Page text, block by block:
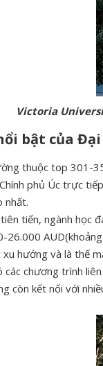
Victoria
bật của
thuộc top 301-
phủ Úc trực
nhất.
tiến, ngành học
26.000
xu hướng và là thế
các chương trình
còn kết nối với